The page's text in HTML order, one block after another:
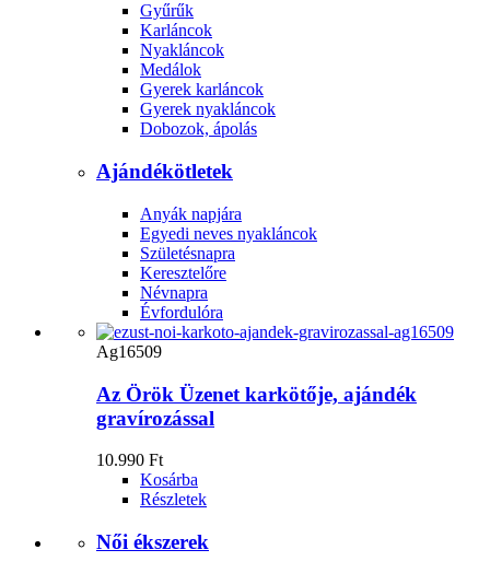
Gyűrűk
Karláncok
Nyakláncok
Medálok
Gyerek karláncok
Gyerek nyakláncok
Dobozok, ápolás
Ajándékötletek
Anyák napjára
Egyedi neves nyakláncok
Születésnapra
Keresztelőre
Névnapra
Évfordulóra
Ag16509
Az Örök Üzenet karkötője, ajándék
gravírozással
10.990 Ft
Kosárba
Részletek
Női ékszerek